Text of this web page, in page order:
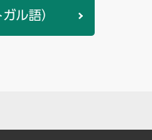
ル語）